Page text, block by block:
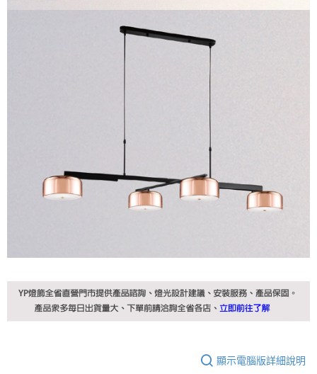
顯示電腦版詳細說明